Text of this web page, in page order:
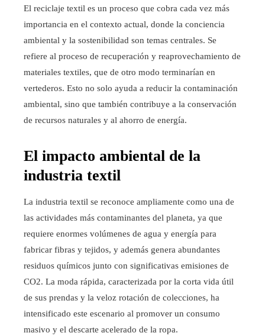
El reciclaje textil es un proceso que cobra cada vez más
importancia en el contexto actual, donde la conciencia
ambiental y la sostenibilidad son temas centrales. Se
refiere al proceso de recuperación y reaprovechamiento de
materiales textiles, que de otro modo terminarían en
vertederos. Esto no solo ayuda a reducir la contaminación
ambiental, sino que también contribuye a la conservación
de recursos naturales y al ahorro de energía.
El impacto ambiental de la
industria textil
La industria textil se reconoce ampliamente como una de
las actividades más contaminantes del planeta, ya que
requiere enormes volúmenes de agua y energía para
fabricar fibras y tejidos, y además genera abundantes
residuos químicos junto con significativas emisiones de
CO2. La moda rápida, caracterizada por la corta vida útil
de sus prendas y la veloz rotación de colecciones, ha
intensificado este escenario al promover un consumo
masivo y el descarte acelerado de la ropa.